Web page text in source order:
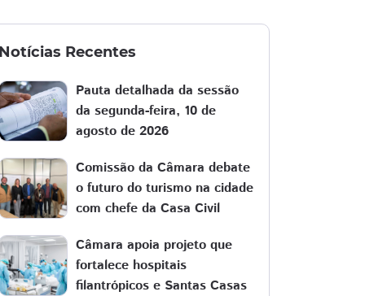
Notícias Recentes
Pauta detalhada da sessão
da segunda-feira, 10 de
agosto de 2026
Comissão da Câmara debate
o futuro do turismo na cidade
com chefe da Casa Civil
Câmara apoia projeto que
fortalece hospitais
filantrópicos e Santas Casas